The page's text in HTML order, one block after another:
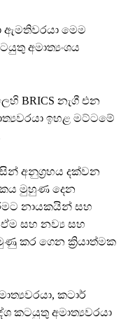
ඇමතිවරයා මෙම
අමාත්‍යංශය
BRICS නැගී එන
ඉහළ මට්ටමේ
අනුග්‍රහය දක්වන
මුහුණ දෙන
නායකයින් සහ
ඒම සහ නව්‍ය සහ
කර ගෙන ක්‍රියාත්මක
කටාර්
කටයුතු අමාත්‍යවරයා